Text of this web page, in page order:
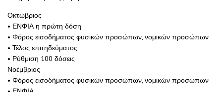
Οκτώβριος
• ΕΝΦΙΑ η πρώτη δόση
• Φόρος εισοδήματος φυσικών προσώπων, νομικών προσώπων
• Τέλος επιτηδεύματος
• Ρύθμιση 100 δόσεις
Νοέμβριος
• Φόρος εισοδήματος φυσικών προσώπων, νομικών προσώπων